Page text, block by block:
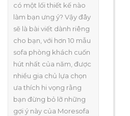
có một lối thiết kế nào
làm bạn ưng ý? Vậy đây
sẽ là bài viết dành riêng
cho bạn, với hơn 10 mẫu
sofa phòng khách cuốn
hút nhất của năm, được
nhiều gia chủ lựa chọn
ưa thích hi vọng rằng
bạn đừng bỏ lỡ những
gợi ý này của Moresofa